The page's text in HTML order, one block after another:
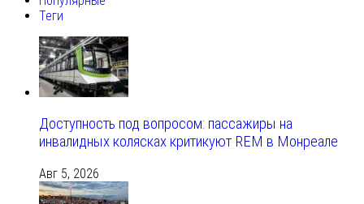
Теги
Доступность под вопросом: пассажиры на
инвалидных колясках критикуют REM в Монреале
Авг 5, 2026